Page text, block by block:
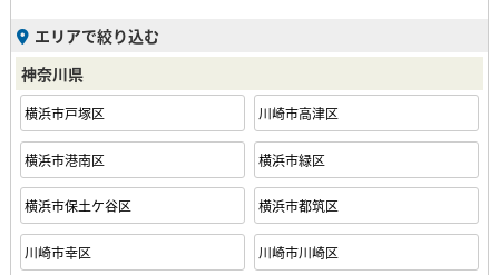
エリアで絞り込む
神奈川県
横浜市戸塚区 川崎市高津区
横浜市港南区 横浜市緑区
横浜市保土ケ谷区 横浜市都筑区
川崎市幸区 川崎市川崎区